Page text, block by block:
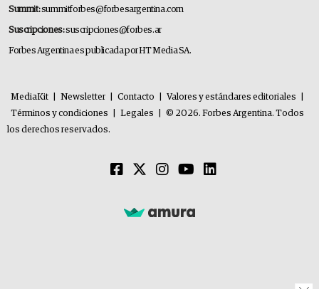
Summit:summitforbes@forbesargentina.com
Suscripciones:suscripciones@forbes.ar
Forbes Argentina es publicada por HT Media SA.
MediaKit Newsletter Contacto Valores y estándares editoriales
Términos y condiciones
Legales
© 2026. Forbes Argentina. Todos
los derechos reservados.